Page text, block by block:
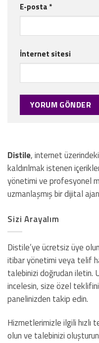
E-posta *
İnternet sitesi
Distile, internet
kaldırılmak istenen
yönetimi ve profesyonel
uzmanlaşmış bir dijital
Sizi Arayalım
Distile’ye ücretsiz üye
itibar yönetimi veya telif
talebinizi doğrudan iletin.
incelesin, size özel
panelinizden takip edin.
Hizmetlerimizle ilgili
olun ve talebinizi